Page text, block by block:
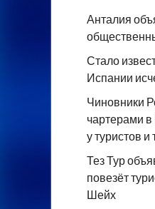
Анталия
Стало
Испании
Чиновники
чартерами
у туристов
Тез Тур
повезёт
Шейх